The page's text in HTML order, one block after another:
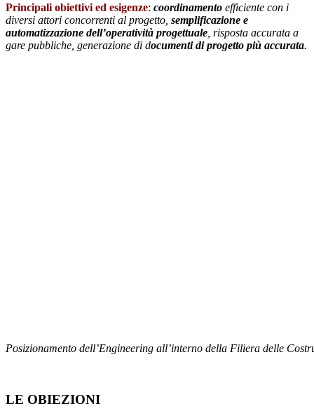
Principali obiettivi ed esigenze: coordinamento efficiente con i
diversi attori concorrenti al progetto, semplificazione e
automatizzazione dell’operatività progettuale , risposta accurata a
gare pubbliche, generazione di documenti di progetto più accurata.
Posizionamento dell’Engineering all’interno della Filiera delle
LE OBIEZIONI